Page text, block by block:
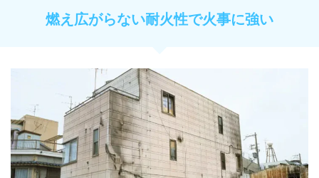
燃え広がらない耐火性で火事に強い